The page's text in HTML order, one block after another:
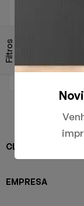
Filtros
CLIENTES
EMPRESA